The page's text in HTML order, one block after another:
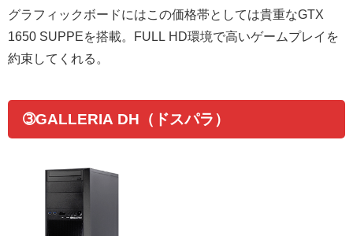
グラフィックボードにはこの価格帯としては貴重なGTX
1650 SUPPEを搭載。FULL HD環境で高いゲームプレイを
約束してくれる。
➂GALLERIA DH（ドスパラ）